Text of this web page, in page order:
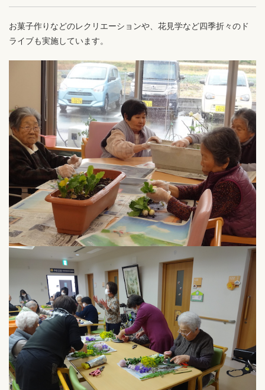
お菓子作りなどのレクリエーションや、花見学など四季折々のド
ライブも実施しています。